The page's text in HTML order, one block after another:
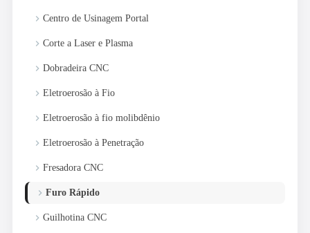
keyboard_arrow_right Centro de Usinagem Portal
keyboard_arrow_right Corte a Laser e Plasma
keyboard_arrow_right Dobradeira CNC
keyboard_arrow_right Eletroerosão à Fio
keyboard_arrow_right Eletroerosão à fio molibdênio
keyboard_arrow_right Eletroerosão à Penetração
keyboard_arrow_right Fresadora CNC
keyboard_arrow_right Furo Rápido
keyboard_arrow_right Guilhotina CNC